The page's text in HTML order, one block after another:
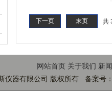
共
下一页 末页
网站首页 关于我们 新
仪器有限公司 版权所有 备案号